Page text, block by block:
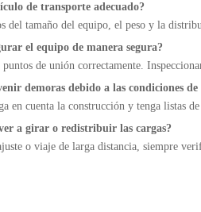
de transporte adecuado?
del tamaño del equipo, el peso y la
el equipo de manera segura?
puntos de unión correctamente.
demoras debido a las condiciones
en cuenta la construcción y tenga listas
a girar o redistribuir las cargas?
o viaje de larga distancia, siempre